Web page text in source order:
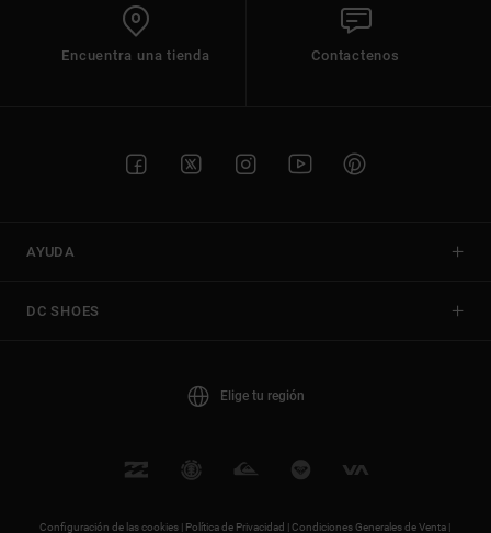
Encuentra una tienda Contactenos
AYUDA
DC SHOES
Elige tu región
Configuración de las cookies | Política de Privacidad |Condiciones Generales de Venta |